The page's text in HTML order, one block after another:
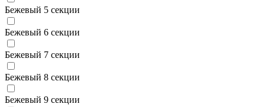
Бежевый 5 секции
Бежевый 6 секции
Бежевый 7 секции
Бежевый 8 секции
Бежевый 9 секции